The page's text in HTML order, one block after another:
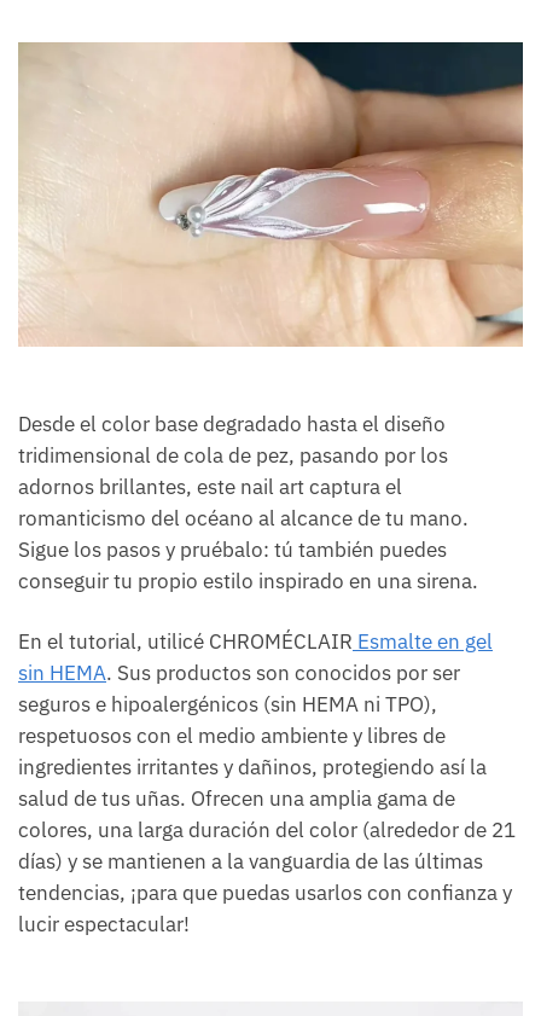
Desde el color base degradado hasta el diseño
tridimensional de cola de pez, pasando por los
adornos brillantes, este nail art captura el
romanticismo del océano al alcance de tu mano.
Sigue los pasos y pruébalo: tú también puedes
conseguir tu propio estilo inspirado en una sirena.
En el tutorial, utilicé CHROMÉCLAIR Esmalte en gel
sin HEMA. Sus productos son conocidos por ser
seguros e hipoalergénicos (sin HEMA ni TPO),
respetuosos con el medio ambiente y libres de
ingredientes irritantes y dañinos, protegiendo así la
salud de tus uñas. Ofrecen una amplia gama de
colores, una larga duración del color (alrededor de 21
días) y se mantienen a la vanguardia de las últimas
tendencias, ¡para que puedas usarlos con confianza y
lucir espectacular!